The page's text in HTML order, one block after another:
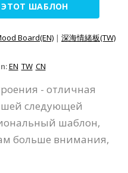
ЭТОТ ШАБЛОН
Board(EN) | 深海情緒板(TW)
EN TW CN
- отличная
следующей
шаблон,
больше внимания,